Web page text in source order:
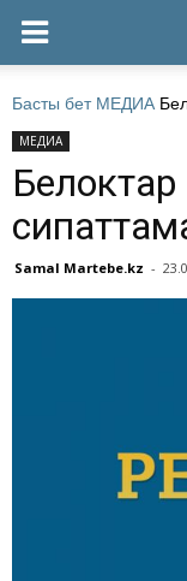
Басты бет МЕДИА
МЕДИА
Samal Martebe.kz -